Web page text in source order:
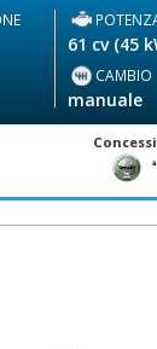
61 cv (45
CAMBIO
manuale